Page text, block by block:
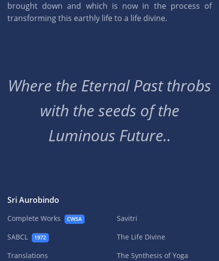
brought down and which is now in the process of
transforming this earthly life to a life divine.
Where the Eternal Past throbs
with the seeds of the
Luminous Future..
Sri Aurobindo
Complete Works CWSA
SABCL 1972
Translations
Savitri
The Life Divine
The Synthesis of Yoga